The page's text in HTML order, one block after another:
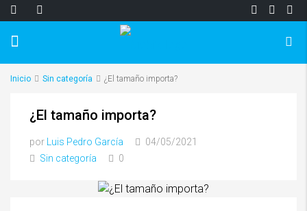
Inicio Sin categoría ¿El tamaño importa?
¿El tamaño importa?
por Luis Pedro García
04/05/2021
Sin categoría
0